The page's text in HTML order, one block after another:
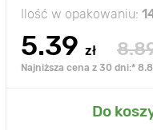
Ilość w opakowaniu:
5.39 zł
Najniższa cena z 30 dni:*
Do